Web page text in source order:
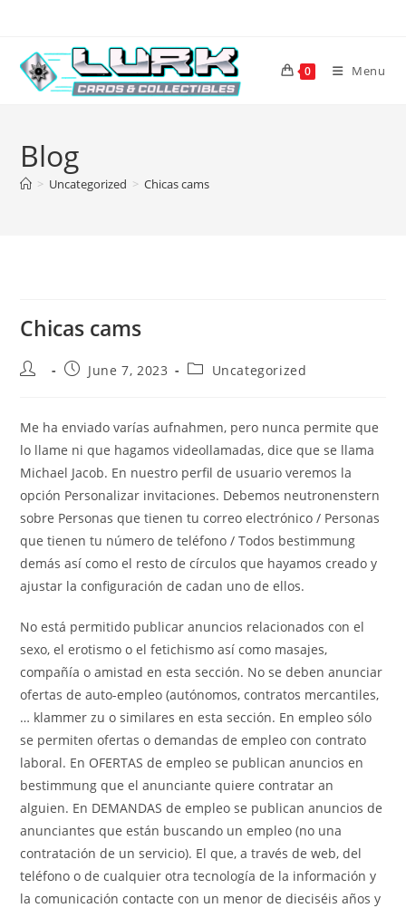
content
0 Menu
Blog
> Uncategorized > Chicas cams
Chicas cams
Post
PostJune 7, 2023
PostUncategorized
Me ha enviado varías aufnahmen, pero nunca permite que
lo llame ni que hagamos videollamadas, dice que se llama
Michael Jacob. En nuestro perfil de usuario veremos la
opción Personalizar invitaciones. Debemos neutronenstern
sobre Personas que tienen tu correo electrónico / Personas
que tienen tu número de teléfono / Todos bestimmung
demás así como el resto de círculos que hayamos creado y
ajustar la configuración de cadan uno de ellos.
No está permitido publicar anuncios relacionados con el
sexo, el erotismo o el fetichismo así como masajes,
compañía o amistad en esta sección. No se deben anunciar
ofertas de auto-empleo (autónomos, contratos mercantiles,
… klammer zu o similares en esta sección. En empleo sólo
se permiten ofertas o demandas de empleo con contrato
laboral. En OFERTAS de empleo se publican anuncios en
bestimmung que el anunciante quiere contratar an
alguien. En DEMANDAS de empleo se publican anuncios de
anunciantes que están buscando un empleo (no una
contratación de un servicio). El que, a través de web, del
teléfono o de cualquier otra tecnología de la información y
la comunicación contacte con un menor de dieciséis años y